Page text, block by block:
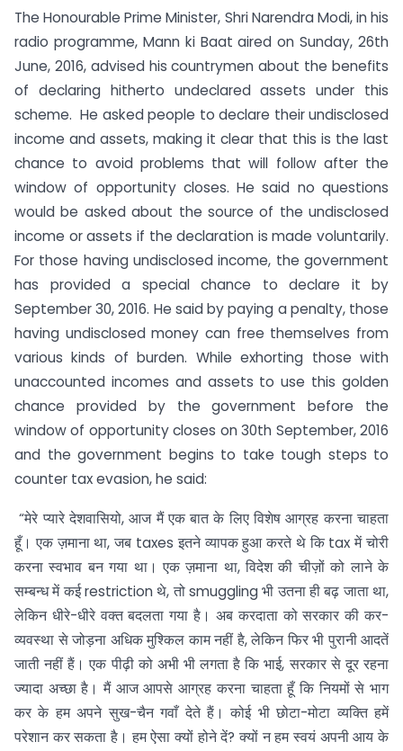
The Honourable Prime Minister, Shri Narendra Modi, in his
radio programme, Mann ki Baat aired on Sunday, 26th
June, 2016, advised his countrymen about the benefits
of declaring hitherto undeclared assets under this
scheme. He asked people to declare their undisclosed
income and assets, making it clear that this is the last
chance to avoid problems that will follow after the
window of opportunity closes. He said no questions
would be asked about the source of the undisclosed
income or assets if the declaration is made voluntarily.
For those having undisclosed income, the government
has provided a special chance to declare it by
September 30, 2016. He said by paying a penalty, those
having undisclosed money can free themselves from
various kinds of burden. While exhorting those with
unaccounted incomes and assets to use this golden
chance provided by the government before the
window of opportunity closes on 30th September, 2016
and the government begins to take tough steps to
counter tax evasion, he said:
“मेरे प्यारे देशवासियो, आज मैं एक बात के लिए विशेष आग्रह करना चाहता
हूँ। एक ज़माना था, जब taxes इतने व्यापक हुआ करते थे कि tax में चोरी
करना स्वभाव बन गया था। एक ज़माना था, विदेश की चीज़ों को लाने के
सम्बन्ध में कई restriction थे, तो smuggling भी उतना ही बढ़ जाता था,
लेकिन धीरे-धीरे वक्त बदलता गया है। अब करदाता को सरकार की कर-
व्यवस्था से जोड़ना अधिक मुश्किल काम नहीं है, लेकिन फिर भी पुरानी आदतें
जाती नहीं हैं। एक पीढ़ी को अभी भी लगता है कि भाई, सरकार से दूर रहना
ज्यादा अच्छा है। मैं आज आपसे आग्रह करना चाहता हूँ कि नियमों से भाग
कर के हम अपने सुख-चैन गवाँ देते हैं। कोई भी छोटा-मोटा व्यक्ति हमें
परेशान कर सकता है। हम ऐसा क्यों होने दें? क्यों न हम स्वयं अपनी आय के